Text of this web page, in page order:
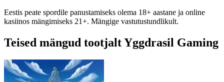
Eestis peate spordile panustamiseks olema 18+ aastane ja online
kasiinos mängimiseks 21+. Mängige vastutustundlikult.
Teised mängud tootjalt Yggdrasil Gaming